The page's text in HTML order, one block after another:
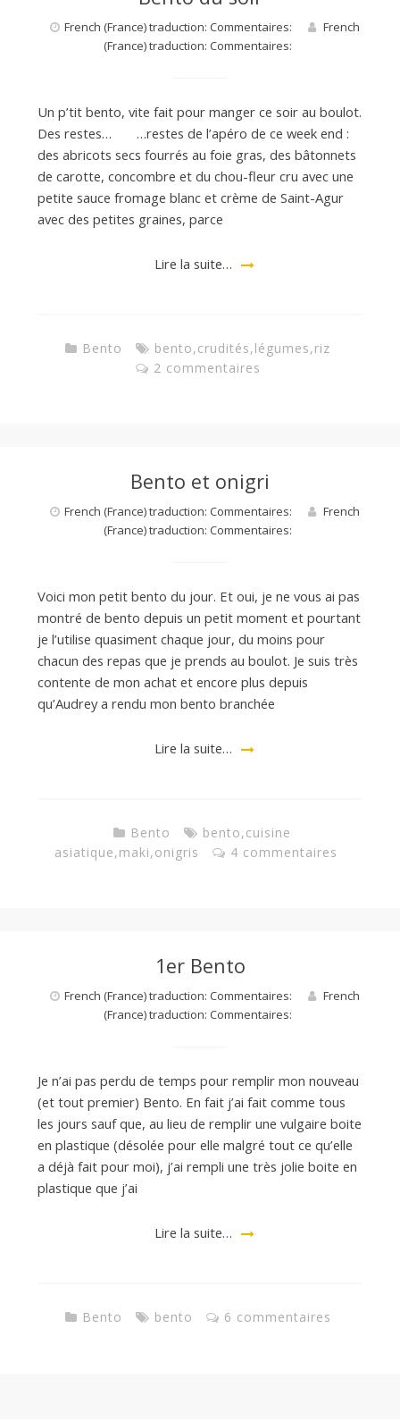
French (France) traduction: Commentaires:
French
(France) traduction: Commentaires:
Un p’tit bento, vite fait pour manger ce soir au boulot.
Des restes… …restes de l’apéro de ce week end :
des abricots secs fourrés au foie gras, des bâtonnets
de carotte, concombre et du chou-fleur cru avec une
petite sauce fromage blanc et crème de Saint-Agur
avec des petites graines, parce
Lire la suite…
Bento bento,crudités,légumes,riz
2 commentaires
Bento et onigri
French (France) traduction: Commentaires:
French
(France) traduction: Commentaires:
Voici mon petit bento du jour. Et oui, je ne vous ai pas
montré de bento depuis un petit moment et pourtant
je l’utilise quasiment chaque jour, du moins pour
chacun des repas que je prends au boulot. Je suis très
contente de mon achat et encore plus depuis
qu’Audrey a rendu mon bento branchée
Lire la suite…
Bento bento,cuisine
asiatique,maki,onigris 4 commentaires
1er Bento
French (France) traduction: Commentaires:
French
(France) traduction: Commentaires:
Je n’ai pas perdu de temps pour remplir mon nouveau
(et tout premier) Bento. En fait j’ai fait comme tous
les jours sauf que, au lieu de remplir une vulgaire boite
en plastique (désolée pour elle malgré tout ce qu’elle
a déjà fait pour moi), j’ai rempli une très jolie boite en
plastique que j’ai
Lire la suite…
Bento bento 6 commentaires